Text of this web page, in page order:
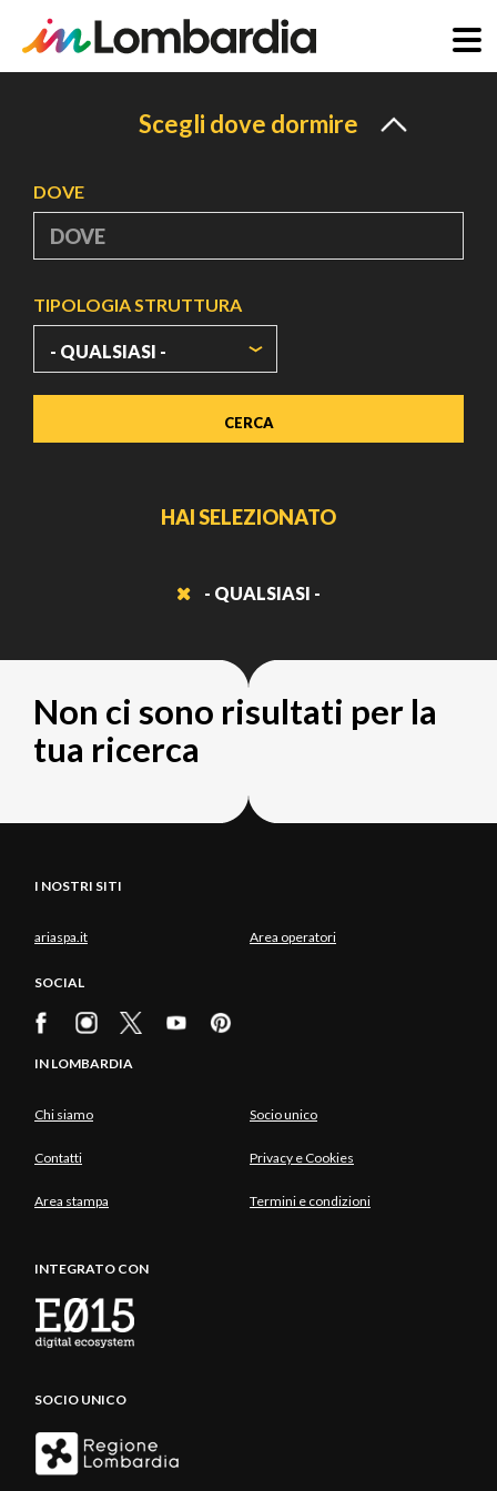
Scegli dove dormire
DOVE
TIPOLOGIA STRUTTURA
HAI SELEZIONATO
- QUALSIASI -
Non ci sono risultati per la
tua ricerca
I NOSTRI SITI
ariaspa.it Area operatori
SOCIAL
IN LOMBARDIA
Chi siamo Socio unico
Contatti Privacy e Cookies
Area stampa Termini e condizioni
INTEGRATO CON
SOCIO UNICO